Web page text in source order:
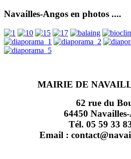
Navailles-Angos en photos ....
MAIRIE DE
62 rue du
64450
Tél. 05 59 33
Email :